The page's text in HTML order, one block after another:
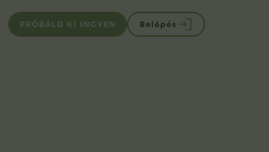
PRÓBÁLD KI INGYEN Belépés